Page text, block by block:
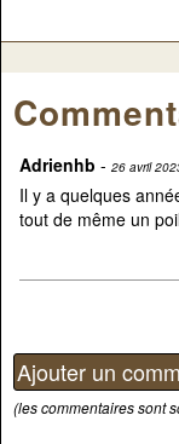
Adrienhb - 26 avril
Il y a quelques
tout de même un
(les commentaires sont